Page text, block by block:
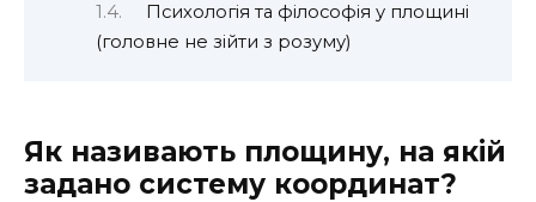
Психологія та філософія у площині
(головне не зійти з розуму)
Як називають площину, на якій
задано систему координат?